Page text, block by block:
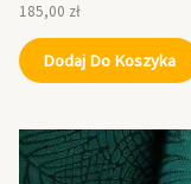
185,00 zł
Dodaj Do Koszyka